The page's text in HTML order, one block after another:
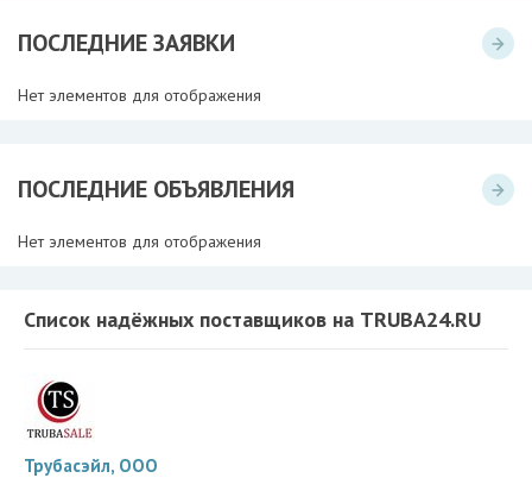
ПОСЛЕДНИЕ ЗАЯВКИ
Нет элементов для отображения
ПОСЛЕДНИЕ ОБЪЯВЛЕНИЯ
Нет элементов для отображения
Список надёжных поставщиков на TRUBA24.RU
Трубасэйл, ООО